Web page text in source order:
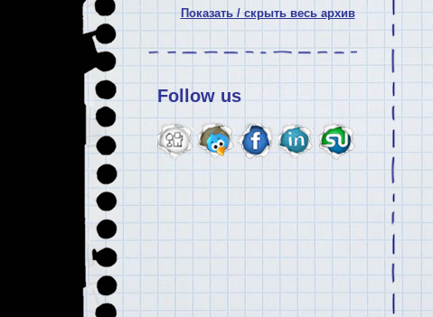
Показать / скрыть весь архив
Follow us